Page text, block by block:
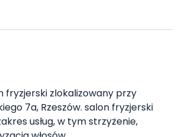
fryzjerski zlokalizowany przy
7a, Rzeszów. salon fryzjerski
usług, w tym strzyżenie,